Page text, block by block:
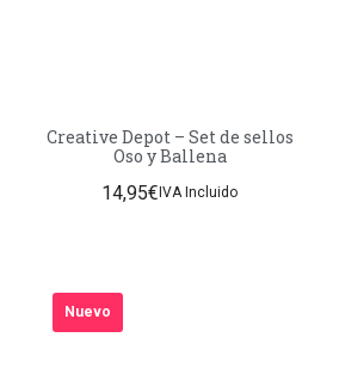
Creative Depot – Set de sellos
Oso y Ballena
14,95€ IVA Incluido
Nuevo